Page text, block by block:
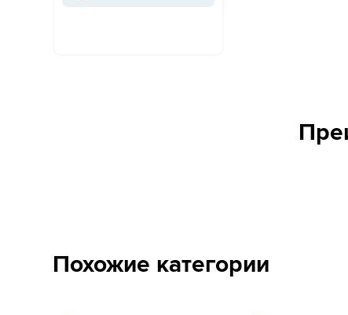
Похожие категории